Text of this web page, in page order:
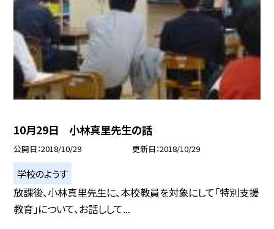
10月29日 小林真里先生の話
公開日 2018/10/29 更新日 2018/10/29
学校のようす
放課後、小林真里先生に、本校教員を対象にして「特別支援
教育」について、お話しして...